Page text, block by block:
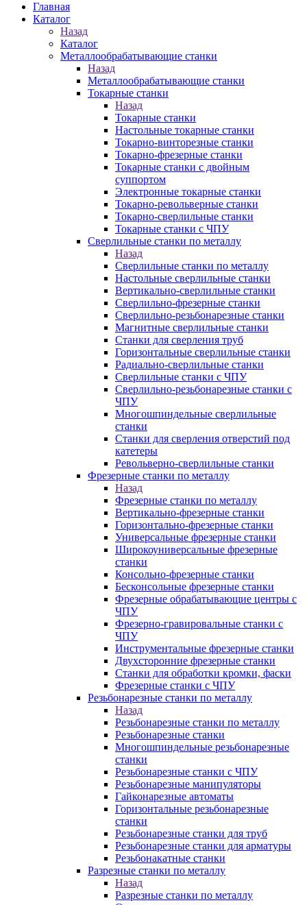
Главная
Каталог
Назад
Каталог
Металлообрабатывающие станки
Назад
Металлообрабатывающие станки
Токарные станки
Назад
Токарные станки
Настольные токарные станки
Токарно-винторезные станки
Токарно-фрезерные станки
Токарные станки с двойным
суппортом
Электронные токарные станки
Токарно-револьверные станки
Токарно-сверлильные станки
Токарные станки с ЧПУ
Сверлильные станки по металлу
Назад
Сверлильные станки по металлу
Настольные сверлильные станки
Вертикально-сверлильные станки
Сверлильно-фрезерные станки
Сверлильно-резьбонарезные станки
Магнитные сверлильные станки
Станки для сверления труб
Горизонтальные сверлильные станки
Радиально-сверлильные станки
Сверлильные станки с ЧПУ
Сверлильно-резьбонарезные станки с
ЧПУ
Многошпиндельные сверлильные
станки
Станки для сверления отверстий под
катетеры
Револьверно-сверлильные станки
Фрезерные станки по металлу
Назад
Фрезерные станки по металлу
Вертикально-фрезерные станки
Горизонтально-фрезерные станки
Универсальные фрезерные станки
Широкоуниверсальные фрезерные
станки
Консольно-фрезерные станки
Бесконсольные фрезерные станки
Фрезерные обрабатывающие центры с
ЧПУ
Фрезерно-гравировальные станки с
ЧПУ
Инструментальные фрезерные станки
Двухсторонние фрезерные станки
Станки для обработки кромки, фаски
Фрезерные станки с ЧПУ
Резьбонарезные станки по металлу
Назад
Резьбонарезные станки по металлу
Резьбонарезные станки
Многошпиндельные резьбонарезные
станки
Резьбонарезные станки с ЧПУ
Резьбонарезные манипуляторы
Гайконарезные автоматы
Горизонтальные резьбонарезные
станки
Резьбонарезные станки для труб
Резьбонарезные станки для арматуры
Резьбонакатные станки
Разрезные станки по металлу
Назад
Разрезные станки по металлу